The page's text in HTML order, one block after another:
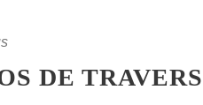
DE